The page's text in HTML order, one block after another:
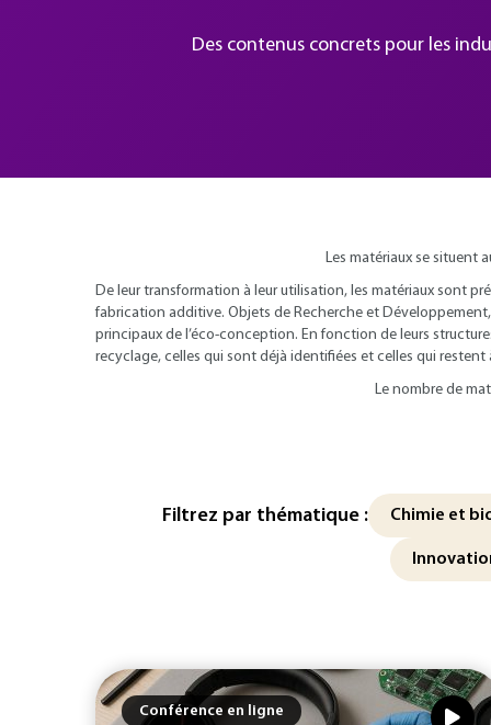
Des contenus concrets pour les
Les matériaux se situent
De leur transformation à leur utilisation, les matériaux sont
fabrication additive. Objets de Recherche et
principaux de l’éco-conception. En fonction de leurs
recyclage, celles qui sont déjà identifiées et celles qui restent
Le nombre de
Filtrez par thématique : Chimie et
Conférence en ligne